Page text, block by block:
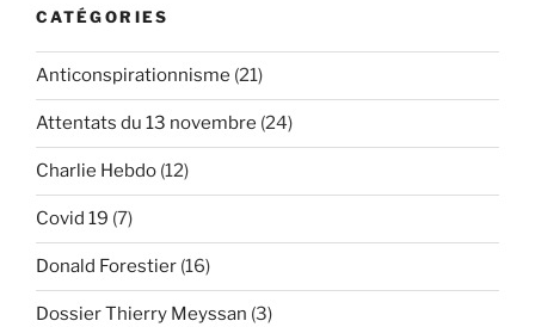
« Charlie
Hebdo,
impossible » »
CATÉGORIES
Anticonspirationnisme (21)
Attentats du 13 novembre (24)
Charlie Hebdo (12)
Covid 19 (7)
Donald Forestier (16)
Dossier Thierry Meyssan (3)